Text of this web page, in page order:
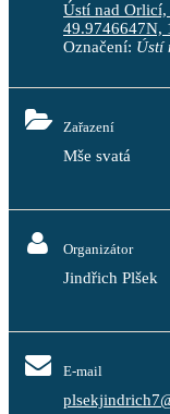
Ústí nad Orlicí,
49.9746647N,
Označení: Ústí
Zařazení
Mše svatá
Organizátor
Jindřich Plšek
E-mail